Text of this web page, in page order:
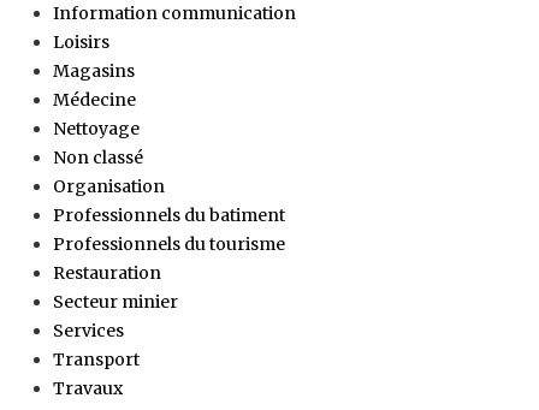
Information communication
Loisirs
Magasins
Médecine
Nettoyage
Non classé
Organisation
Professionnels du batiment
Professionnels du tourisme
Restauration
Secteur minier
Services
Transport
Travaux